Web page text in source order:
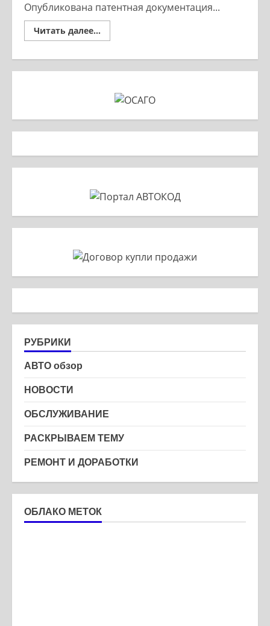
Опубликована патентная документация...
Читать далее...
more
обновленная
подробности
проекта
РУБРИКИ
АВТО обзор
НОВОСТИ
ОБСЛУЖИВАНИЕ
РАСКРЫВАЕМ ТЕМУ
РЕМОНТ И ДОРАБОТКИ
ОБЛАКО МЕТОК